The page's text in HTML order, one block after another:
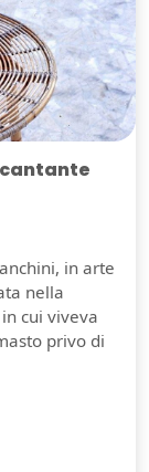
in arte
nella
cui viveva
privo di